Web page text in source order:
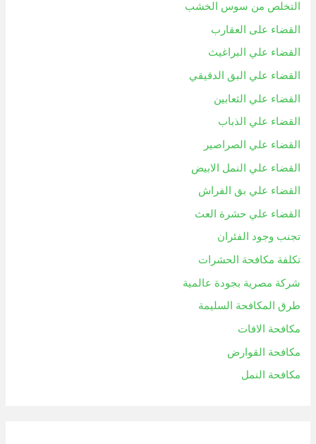
التخلص من سوس الخشب
القضاء على العقارب
القضاء علي البراغيث
القضاء علي البق الدقيقي
القضاء علي الثعابين
القضاء علي الذباب
القضاء علي الصراصير
القضاء علي النمل الابيض
القضاء علي بق الفراش
القضاء علي حشرة العث
تجنب وجود الفئران
تكلفة مكافحة الحشرات
شركة مصرية بجودة عالمية
طرق المكافحة السليمة
مكافحة الافات
مكافحة القوارض
مكافحة النمل